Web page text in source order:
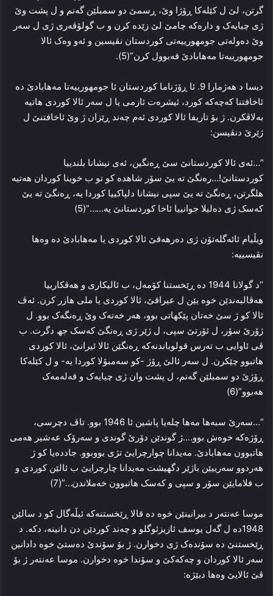
گرتن، لێ ل کێله‌کا ڕۆژا وێ، ڕسمێ دو سمبلێن گه‌نم و ل پشت وێ
ژی چیایه‌ک و داره‌که‌ چامێ لێ زێده‌ کرن و ب گولۆڤه‌ری ژی ل سه‌ر
وێ ده‌وله‌تی جومهورییه‌تی کوردستان نڤیسین و ئه‌و وه‌ک ئالا
جومهورییه‌تا مه‌هابادێ قه‌بوول کرن”(5).
دیسا د هه‌ژمارا 9. ئا ڕۆژناما کوردستان ئا جومهورییه‌تا مه‌هابادێ ده‌
ئاخافتنا که‌چه‌که‌ کورد، ئیشره‌ت ئازمی یا ل سه‌ر ئالا کوردی هاتیه‌
به‌لاڤکرن. ژ بۆ تاریفا ئالا کوردی ئه‌م چه‌ند ڕێزان ژ وێ ئاخافتنێ ل
ژێرێ دنڤیسن:
“…ئه‌ی ئالا کوردستانێ سێ ڕه‌نگین، ئه‌ی نیشانا بلندییا
کوردستانێ!…ره‌نگێ ته‌ یێ سۆر شاهده‌ کو تو ب خوینا کوردان هه‌تیه‌
هلگرتن، ڕه‌نگێ ته‌ یێ سپی نیشانا دلپاکییا کوردا یه‌، ڕه‌نگێ ته‌ یێ
که‌سک ژی ده‌لیلا جوانییا ئاخا کوردستانێ یه‌……”(5)
ویڵیام ئائه‌گله‌تۆن ژی ده‌رهه‌قێ ئالا کوردی یا مه‌هابادێ ده‌ وه‌ها
نڤیسییه‌:
“د گولانا 1944 ده‌ ڕێخستنا کۆمه‌ل، ب ئالیکاری و هه‌ڤکارییا
هه‌ڤالبه‌ندێن خوه‌ یێن ل عیراقێ، ئالا کوردی یا ملی هازر کرن. ئه‌ڤ
ئالا کو ژ سێ خه‌تان پێکهاتی بوو، هه‌ر خه‌ته‌ک وێ ڕه‌نگه‌ک بوو. ل
ژۆرێ سۆر، ل ئۆرتێ سپی، ل ژێر ژی ڕه‌نگێ که‌سک جھ دگرت. ب
ڤی ئاوایی ب ته‌رس قولوباندنه‌که‌ ڕه‌نگێن ئالا ئیرانێ، ئالا کوردی
هاتبوو چێکرن. ل سه‌ر ئالێ ڕۆژ -کو سه‌مبۆلا کوردا یه‌- و ل کێله‌کا
ڕۆژێ دو سمبلێن گه‌نم، ل پشت وان ژی چیایه‌ک و قه‌له‌مه‌ک
هه‌بوو”(6)
“…سه‌رێ سبه‌ها مه‌ها چله‌یا پاشین ئا 1946 بوو. تاڤ دچرسی،
ڕۆژه‌که‌ خوه‌ش بوو….ژ گوندێن دۆرێ گوندی و سه‌رۆک عه‌شیر هه‌می
هاتبوون مه‌هابادێ. مه‌یدانا چوارچرایێ تژی بووبوو. جادده‌یا کو ژ
هه‌ردوو سه‌رییێن باژێر دگهیشت مه‌یدانا چارچرایێ ب ئالێن کوردی و
ب فلامایێن سۆر و سپی و که‌سک هاتبوون خه‌ملاندن…”(7)
موسا عەنته‌ر د بیرانینێن خوه‌ ده‌ قالا ڕێخستنه‌که‌ ئیڵه‌گال کو د سالێن
1948ده‌ ل گه‌ل یوسف ئازیزئوگلو و چه‌ند کوردێن دن دانینه‌، دکه‌. د
ڕێخستنێ ده‌ سۆنده‌ک ژی دخوارن. ژ بۆ سۆندێ ده‌ستێ خوه‌ دادانین
سه‌ر ئالا کوردان و چه‌که‌کێ و سۆندا خوه‌ دخوارن. موسا عەنته‌ر ژ بۆ
ڤێ ئالایێ وه‌ها دبێژه‌: